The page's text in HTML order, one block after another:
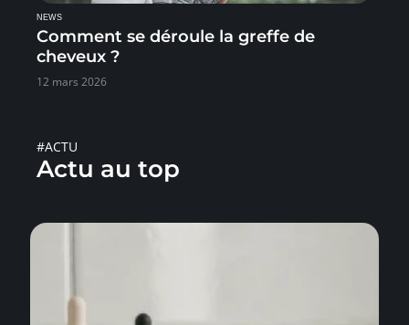
NEWS
Comment se déroule la greffe de
cheveux ?
12 mars 2026
#ACTU
Actu au top